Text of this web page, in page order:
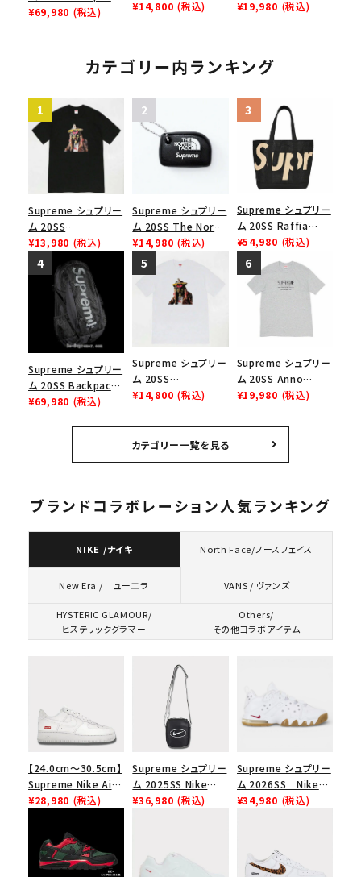
バックパック リュック
¥69,980 (税込)
Rammellzee Tee
¥14,800 (税込)
domini Tee アンノ
¥19,980 (税込)
カテゴリー内ランキング
Supreme シュプリー
ム 20SS
Rammellzee Tee
ラメルジーTシャツ ブ
ラック
¥13,980 (税込)
Supreme シュプリー
ム 20SS The North
Face Floating
Keychain ノースフェ
イスフローティングキ
ーチェーン ブラック
¥14,980 (税込)
Supreme シュプリー
ム 20SS Raffia
Tote Bag ラフィアト
ートバッグ ブラック
¥54,980 (税込)
Supreme シュプリー
ム 20SS Backpack
バックパック リュック
¥69,980 (税込)
Supreme シュプリー
ム 20SS
Rammellzee Tee
ワイト
¥14,800 (税込)
Supreme シュプリー
ム 20SS Anno
domini Tee アンノ
グレー
¥19,980 (税込)
カテゴリー一覧を見る
ブランドコラボレーション人気ランキング
NIKE /ナイキ North Face/ノースフェイス
New Era / ニューエラ VANS / ヴァンズ
HYSTERIC GLAMOUR/
ヒステリックグラマー
Others/
その他コラボアイテム
【24.0cm～30.5cm】
Supreme Nike Air
Force 1 Low シュプ
ース１スニーカー シ
ューズ ホワイト
¥28,980 (税込)
Supreme シュプリー
ム 2025SS Nike
Leather Shoulder
¥36,980 (税込)
Supreme シュプリー
ム 2026SS Nike
SB Air Max 2 CB 94
ロー SP ホワイト
¥34,980 (税込)